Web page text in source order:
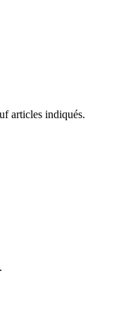
articles indiqués.